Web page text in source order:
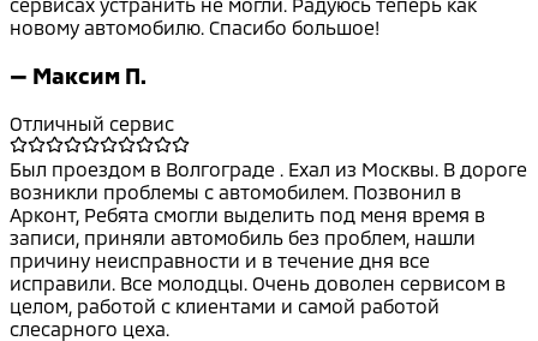
новому автомобилю. Спасибо большое!
— Максим П.
Отличный сервис
Был проездом в Волгограде . Ехал из Москвы. В дороге
возникли проблемы с автомобилем. Позвонил в
Арконт, Ребята смогли выделить под меня время в
записи, приняли автомобиль без проблем, нашли
причину неисправности и в течение дня все
исправили. Все молодцы. Очень доволен сервисом в
целом, работой с клиентами и самой работой
слесарного цеха.